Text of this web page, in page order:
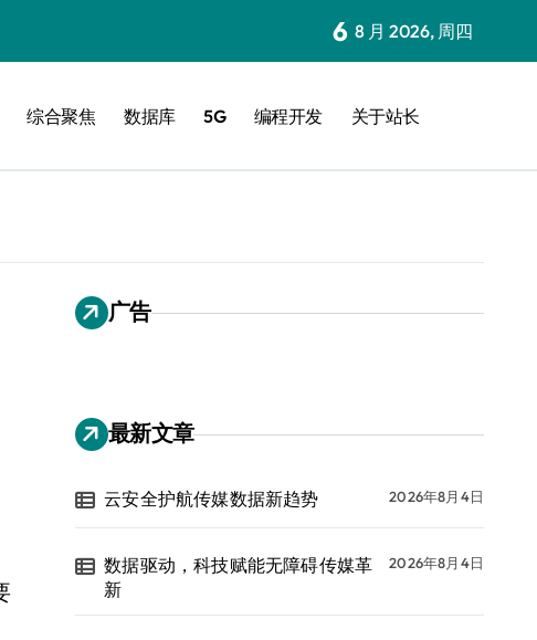
6 8 月 2026, 周四
综合聚焦 数据库 5G 编程开发 关于站长
广告
最新文章
云安全护航传媒数据新趋势 2026年8月4日
数据驱动，科技赋能无障碍传媒革
新
2026年8月4日